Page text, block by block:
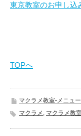
東京教室のお申し込
TOPへ
マクラメ教室-メニュー
マクラメ , マクラメ教